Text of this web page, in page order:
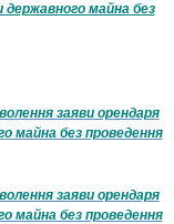
державного майна без
заяви орендаря
майна без проведення
заяви орендаря
майна без проведення